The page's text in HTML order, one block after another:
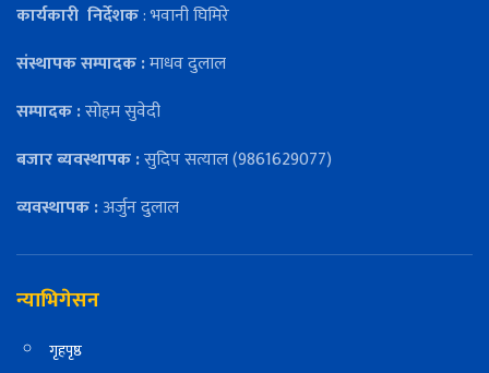
कार्यकारी निर्देशक: भवानी घिमिरे
संस्थापक सम्पादक :माधव दुलाल
सम्पादक :सोहम सुवेदी
बजार ब्यवस्थापक :सुदिप सत्याल (9861629077)
व्यवस्थापक :अर्जुन दुलाल
न्याभिगेसन
गृहपृष्ठ